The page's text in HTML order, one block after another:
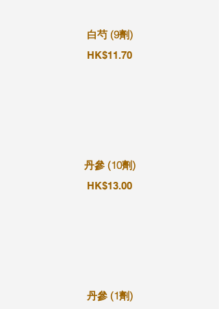
白芍 (9劑)
HK$11.70
丹參 (10劑)
HK$13.00
丹參 (1劑)